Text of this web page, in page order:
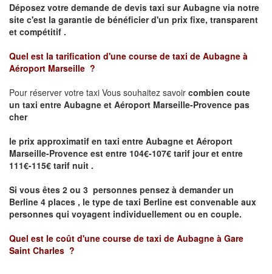
Déposez votre demande de devis taxi surAubagne via notre
site c'est la garantie de bénéficier d'un prix fixe, transparent
et compétitif .
Quel est la tarification d'une course de taxi de Aubagne à
Aéroport Marseille ?
Pour réserver votre taxi Vous souhaitez savoir combien coute
un taxi entre Aubagne et Aéroport Marseille-Provence pas
cher
le prix approximatif en taxi entre Aubagne et Aéroport
Marseille-Provence est entre 104€-107€ tarif jour et entre
111€-115€ tarif nuit .
Si vous êtes 2 ou 3 personnes pensez à demander un
Berline 4 places , le type de taxi Berline est convenable aux
personnes qui voyagent individuellement ou en couple.
Quel est le coût d'une course de taxi de Aubagne à Gare
Saint Charles ?